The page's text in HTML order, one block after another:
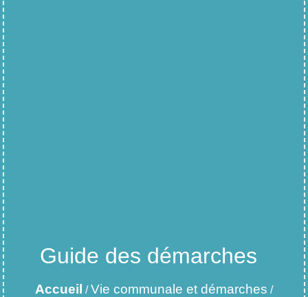
Guide des démarches
Accueil /Vie communale et démarches /